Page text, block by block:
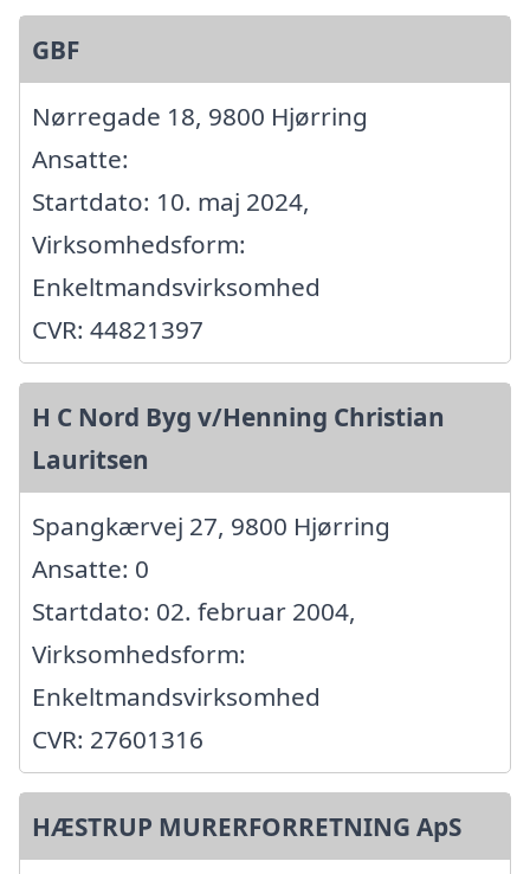
GBF
Nørregade 18, 9800 Hjørring
Ansatte:
Startdato: 10. maj 2024,
Virksomhedsform:
Enkeltmandsvirksomhed
CVR: 44821397
H C Nord Byg v/Henning Christian
Lauritsen
Spangkærvej 27, 9800 Hjørring
Ansatte: 0
Startdato: 02. februar 2004,
Virksomhedsform:
Enkeltmandsvirksomhed
CVR: 27601316
HÆSTRUP MURERFORRETNING ApS